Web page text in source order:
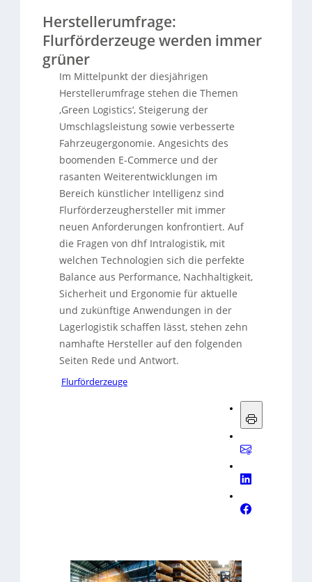
Herstellerumfrage:
Flurförderzeuge werden immer
grüner
Im Mittelpunkt der diesjährigen
Herstellerumfrage stehen die Themen
‚Green Logistics‘, Steigerung der
Umschlagsleistung sowie verbesserte
Fahrzeugergonomie. Angesichts des
boomenden E-Commerce und der
rasanten Weiterentwicklungen im
Bereich künstlicher Intelligenz sind
Flurförderzeughersteller mit immer
neuen Anforderungen konfrontiert. Auf
die Fragen von dhf Intralogistik, mit
welchen Technologien sich die perfekte
Balance aus Performance, Nachhaltigkeit,
Sicherheit und Ergonomie für aktuelle
und zukünftige Anwendungen in der
Lagerlogistik schaffen lässt, stehen zehn
namhafte Hersteller auf den folgenden
Seiten Rede und Antwort.
Flurförderzeuge